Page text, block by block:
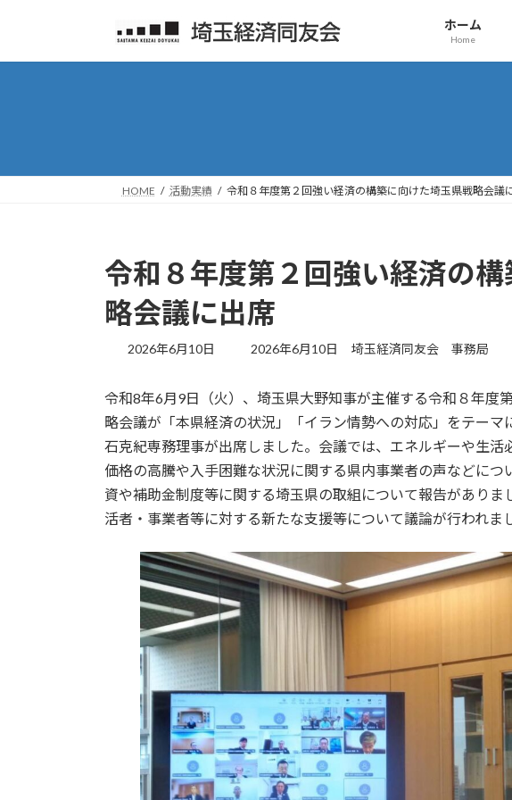
ッ
移
ホーム
Home
HOME 活動実績 令和８年度第２回強い経済の構築に向けた埼玉県戦略会議
令和８年度第２回強い経済の
略会議に出席
2026年6月10日
最
新
日
時
:
2026年6月10日 埼玉経済同友会 事務局
令和8年6月9日（火）、埼玉県大野知事が主催する令和８年度
略会議が「本県経済の状況」「イラン情勢への対応」をテー
石克紀専務理事が出席しました。会議では、エネルギーや生
価格の高騰や入手困難な状況に関する県内事業者の声などに
資や補助金制度等に関する埼玉県の取組について報告があり
活者・事業者等に対する新たな支援等について議論が行われま